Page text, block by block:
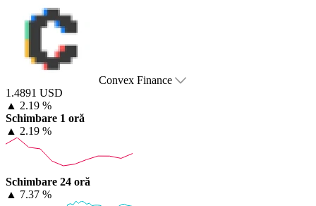
Convex Finance
1.4891 USD
▲ 2.19 %
Schimbare 1 oră
▲ 2.19 %
Schimbare 24 oră
▲ 7.37 %